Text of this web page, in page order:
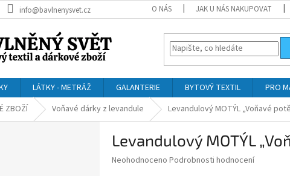
info@bavlnenysvet.cz O NÁS JAK U NÁS NAKUPOVAT
LÁTKY - METRÁŽ GALANTERIE BYTOVÝ TEXTIL PRO
ZBOŽÍ Voňavé dárky z levandule Levandulový MOTÝL „Voňavé
Levandulový MOTÝL
Průměrné
Neohodnoceno Podrobnosti hodnocení